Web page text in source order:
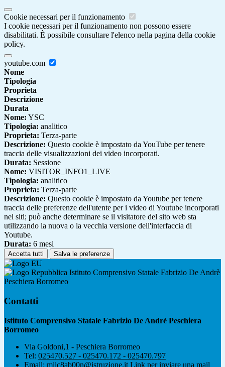
Cookie necessari per il funzionamento
I cookie necessari per il funzionamento non possono essere
disabilitati. È possibile consultare l'elenco nella pagina della cookie
policy.
youtube.com
Nome
Tipologia
Proprieta
Descrizione
Durata
Nome: YSC
Tipologia: analitico
Proprieta: Terza-parte
Descrizione: Questo cookie è impostato da YouTube per tenere
traccia delle visualizzazioni dei video incorporati.
Durata: Sessione
Nome: VISITOR_INFO1_LIVE
Tipologia: analitico
Proprieta: Terza-parte
Descrizione: Questo cookie è impostato da Youtube per tenere
traccia delle preferenze dell'utente per i video di Youtube incorporati
nei siti; può anche determinare se il visitatore del sito web sta
utilizzando la nuova o la vecchia versione dell'interfaccia di
Youtube.
Durata: 6 mesi
Accetta tutti Salva le preferenze
Istituto Comprensivo Statale Fabrizio De Andrè
Peschiera Borromeo
Contatti
Istituto Comprensivo Statale Fabrizio De Andrè Peschiera
Borromeo
Via Goldoni,1 - Peschiera Borromeo
Tel: 025470.527 - 025470.172 - 025470.797
Email: miic8ab00n@istruzione.it Link per inviare una mail